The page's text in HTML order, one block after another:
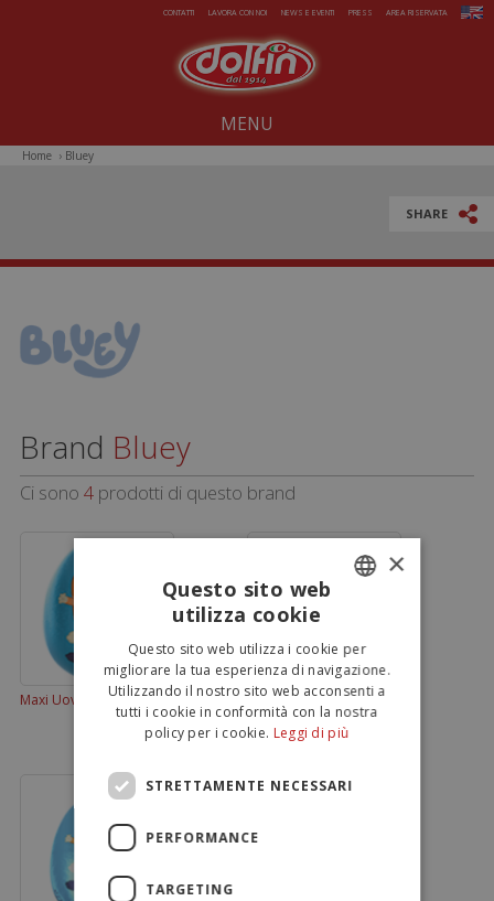
Salta al contenuto principaleCONTATTI LAVORA CON NOI NEWS E EVENTI PRESS AREA RISERVATA
MENU
Home › Bluey
SHARE
Brand Bluey
Ci sono 4 prodotti di questo brand
Maxi Uovo Bluey 110g Bluey 220 g
ENGLISH
×
Questo sito web
utilizza cookie
Questo sito web utilizza i cookie per
migliorare la tua esperienza di navigazione.
Utilizzando il nostro sito web acconsenti a
tutti i cookie in conformità con la nostra
policy per i cookie. Leggi di più
STRETTAMENTE NECESSARI
PERFORMANCE
TARGETING